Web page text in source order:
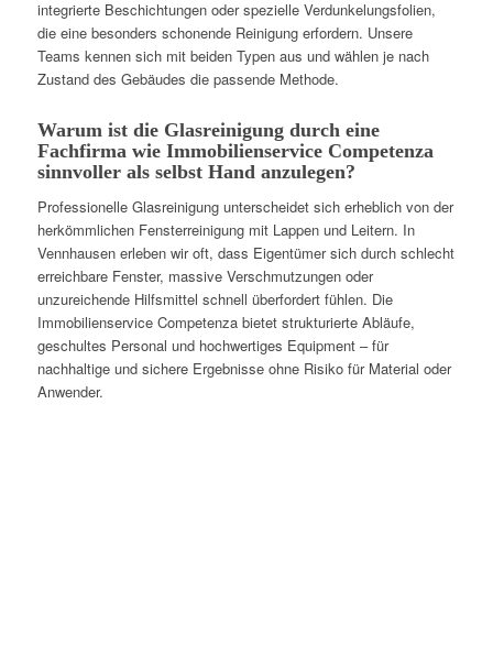
integrierte Beschichtungen oder spezielle Verdunkelungsfolien,
die eine besonders schonende Reinigung erfordern. Unsere
Teams kennen sich mit beiden Typen aus und wählen je nach
Zustand des Gebäudes die passende Methode.
Warum ist die Glasreinigung durch eine
Fachfirma wie Immobilienservice Competenza
sinnvoller als selbst Hand anzulegen?
Professionelle Glasreinigung unterscheidet sich erheblich von der
herkömmlichen Fensterreinigung mit Lappen und Leitern. In
Vennhausen erleben wir oft, dass Eigentümer sich durch schlecht
erreichbare Fenster, massive Verschmutzungen oder
unzureichende Hilfsmittel schnell überfordert fühlen. Die
Immobilienservice Competenza bietet strukturierte Abläufe,
geschultes Personal und hochwertiges Equipment – für
nachhaltige und sichere Ergebnisse ohne Risiko für Material oder
Anwender.